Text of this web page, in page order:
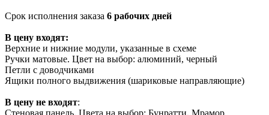
Срок исполнения заказа 6 рабочих дней
В цену входят:
Верхние и нижние модули, указанные в схеме
Ручки матовые. Цвет на выбор: алюминий, черный
Петли с доводчиками
Ящики полного выдвижения (шариковые направляющие)
В цену не входят:
Стеновая панель. Цвета на выбор: Бунратти, Мрамор